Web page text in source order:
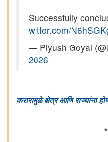
Successfully
witter.com/
— Piyush Goyal
2026
करारामुळे क्षेत्र आणि राज्यांना